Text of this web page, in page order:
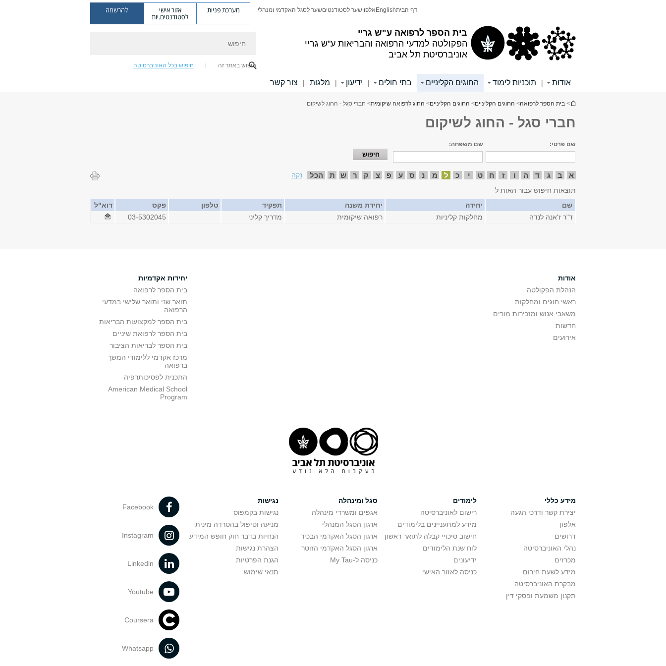
בית הספר לרפואה ע"ש גריי
הפקולטה למדעי הרפואה והבריאות ע"ש גריי
אוניברסיטת תל אביב
דף הביתEnglish אלפוןשער לסטודנטיםשער לסגל האקדמי ומנהלי מערכת פניות אזור אישי
לסטודנטים.יות
להרשמה
חיפוש באתר זה חיפוש בכל האוניברסיטה
אודות | תוכניות לימוד החוגים הקליניים בתי חולים | ידיעון | מלגות | צור קשר
הינך נמצא כאן
> בית הספר לרפואה> החוגים הקליניים> החוגים הקליניים> החוג לרפואה שיקומית> חברי סגל - החוג לשיקום
חברי סגל - החוג לשיקום
שם פרטי: שם משפחה:
א ב ג ד ה ו ז ח ט י כ ל מ נ ס ע פ צ ק ר ש ת הכל
נקה
תוצאות חיפוש עבור האות ל
שם
יחידה יחידת משנה תפקיד טלפון פקס
דוא"ל
ד"ר ז'אנה לנדה
מחלקות קליניות רפואה שיקומית מדריך קליני 03-5302045
אודות
הנהלת הפקולטה
ראשי חוגים ומחלקות
משאבי אנוש ומזכירות מורים
חדשות
אירועים
יחידות אקדמיות
בית הספר לרפואה
תואר שני ותואר שלישי במדעי
הרפואה
בית הספר למקצועות הבריאות
בית הספר לרפואת שיניים
בית הספר לבריאות הציבור
מרכז אקדמי ללימודי המשך
ברפואה
התכנית לפסיכותרפיה
American Medical School
Program
מידע כללי
יצירת קשר ודרכי הגעה
אלפון
דרושים
נהלי האוניברסיטה
מכרזים
מידע לשעת חירום
מבקרת האוניברסיטה
תקנון משמעת ופסקי דין
לימודים
רישום לאוניברסיטה
מידע למתעניינים בלימודים
חישוב סיכויי קבלה לתואר ראשון
לוח שנת הלימודים
ידיעונים
כניסה לאזור האישי
סגל ומינהלה
אגפים ומשרדי מינהלה
ארגון הסגל המנהלי
ארגון הסגל האקדמי הבכיר
ארגון הסגל האקדמי הזוטר
כניסה ל-My Tau
נגישות
נגישות בקמפוס
מניעה וטיפול בהטרדה מינית
הנחיות בדבר חוק חופש המידע
הצהרת נגישות
הגנת הפרטיות
תנאי שימוש
Facebook
Instagram
Linkedin
Youtube
Coursera
Whatsapp